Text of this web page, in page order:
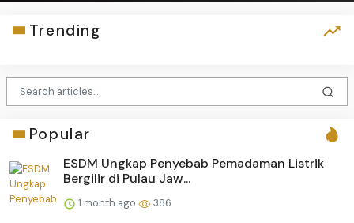
Trending
Popular
ESDM Ungkap Penyebab Pemadaman Listrik
Bergilir di Pulau Jaw...
1 month ago 386